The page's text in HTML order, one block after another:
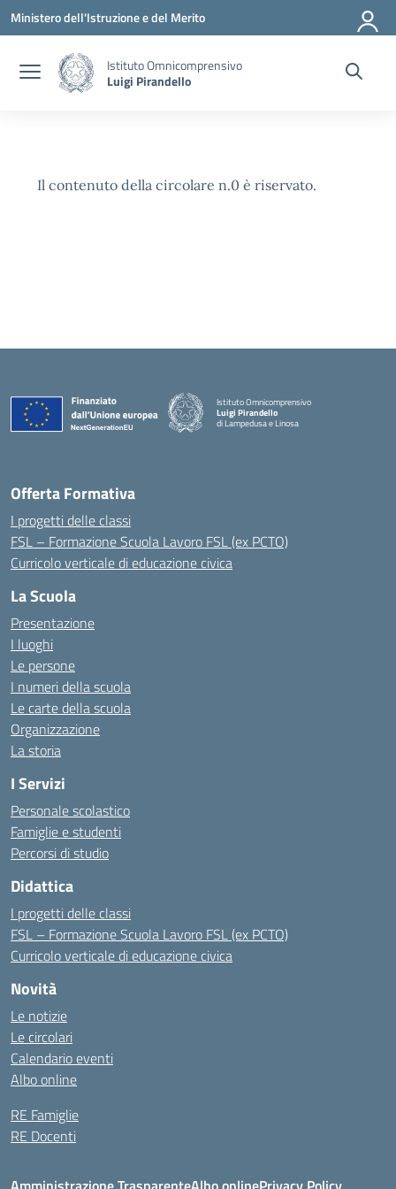
Vai ai contenuti
Vai al menu di navigazione
Vai al footer
Ministero dell'Istruzione e del Merito
Istituto Omnicomprensivo
Luigi Pirandello
Il contenuto della circolare n.0 è riservato.
Istituto Omnicomprensivo
Luigi Pirandello
di Lampedusa e Linosa
Offerta Formativa
I progetti delle classi
FSL – Formazione Scuola Lavoro FSL (ex PCTO)
Curricolo verticale di educazione civica
La Scuola
Presentazione
I luoghi
Le persone
I numeri della scuola
Le carte della scuola
Organizzazione
La storia
I Servizi
Personale scolastico
Famiglie e studenti
Percorsi di studio
Didattica
I progetti delle classi
FSL – Formazione Scuola Lavoro FSL (ex PCTO)
Curricolo verticale di educazione civica
Novità
Le notizie
Le circolari
Calendario eventi
Albo online
RE Famiglie
RE Docenti